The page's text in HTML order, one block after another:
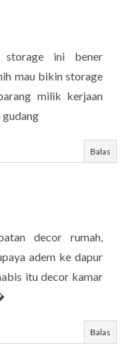
storage ini bener
mau bikin storage
milik kerjaan
gudang
Balas
decor rumah,
adem ke dapur
itu decor kamar
Balas